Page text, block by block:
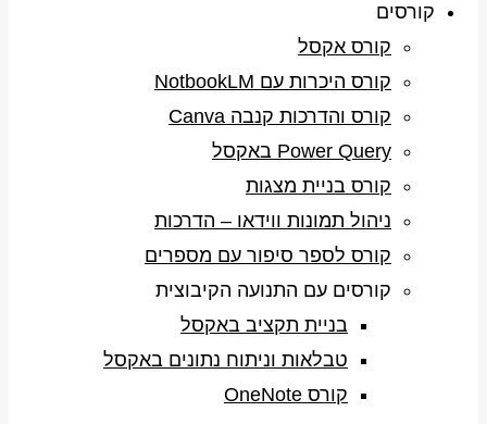
קורסים
קורס אקסל
קורס היכרות עם NotbookLM
קורס והדרכות קנבה Canva
Power Query באקסל
קורס בניית מצגות
ניהול תמונות ווידאו – הדרכות
קורס לספר סיפור עם מספרים
קורסים עם התנועה הקיבוצית
בניית תקציב באקסל
טבלאות וניתוח נתונים באקסל
קורס OneNote